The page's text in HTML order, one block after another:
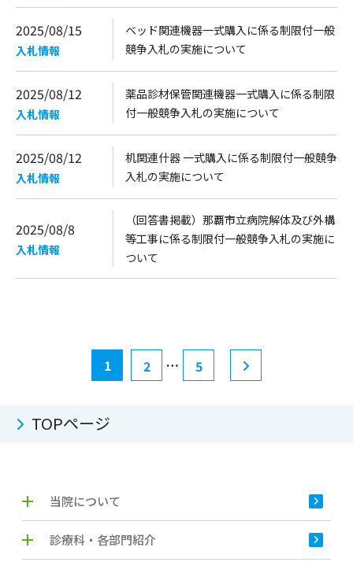
2025/08/15
入札情報
ベッド関連機器一式購入に係る制限付一般
競争入札の実施について
2025/08/12
入札情報
薬品診材保管関連機器一式購入に係る制限
付一般競争入札の実施について
2025/08/12
入札情報
机関連什器 一式購入に係る制限付一般競争
入札の実施について
2025/08/8
入札情報
（回答書掲載）那覇市立病院解体及び外構
等工事に係る制限付一般競争入札の実施に
ついて
1 2 … 5
TOPページ
当院について
診療科・各部門紹介